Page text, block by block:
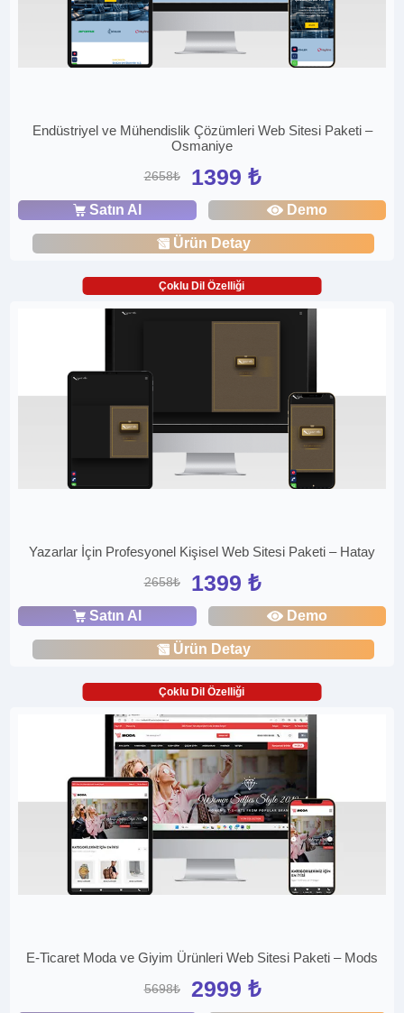
Endüstriyel ve Mühendislik Çözümleri Web Sitesi Paketi –
Osmaniye
2658₺ 1399 ₺
Satın Al Demo
Ürün Detay
Çoklu Dil Özelliği
Yazarlar İçin Profesyonel Kişisel Web Sitesi Paketi – Hatay
2658₺ 1399 ₺
Satın Al Demo
Ürün Detay
Çoklu Dil Özelliği
E-Ticaret Moda ve Giyim Ürünleri Web Sitesi Paketi – Mods
5698₺ 2999 ₺